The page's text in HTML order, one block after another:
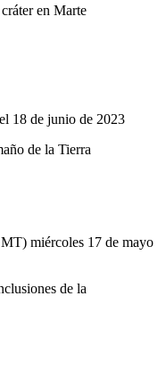
18 de junio de 2023
miércoles 17 de mayo